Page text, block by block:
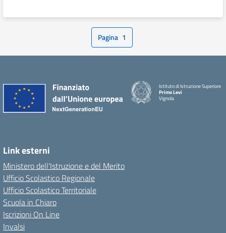
Pagina 1
Istituto di Istruzione Superiore
Primo Levi
Vignola
Link esterni
Ministero dell'Istruzione e del Merito
Ufficio Scolastico Regionale
Ufficio Scolastico Territoriale
Scuola in Chiaro
Iscrizioni On Line
Invalsi